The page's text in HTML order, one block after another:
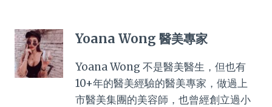
Yoana Wong 醫美專家
Yoana Wong 不是醫美醫生，但也有
10+年的醫美經驗的醫美專家，做過上
市醫美集團的美容師，也曾經創立過小